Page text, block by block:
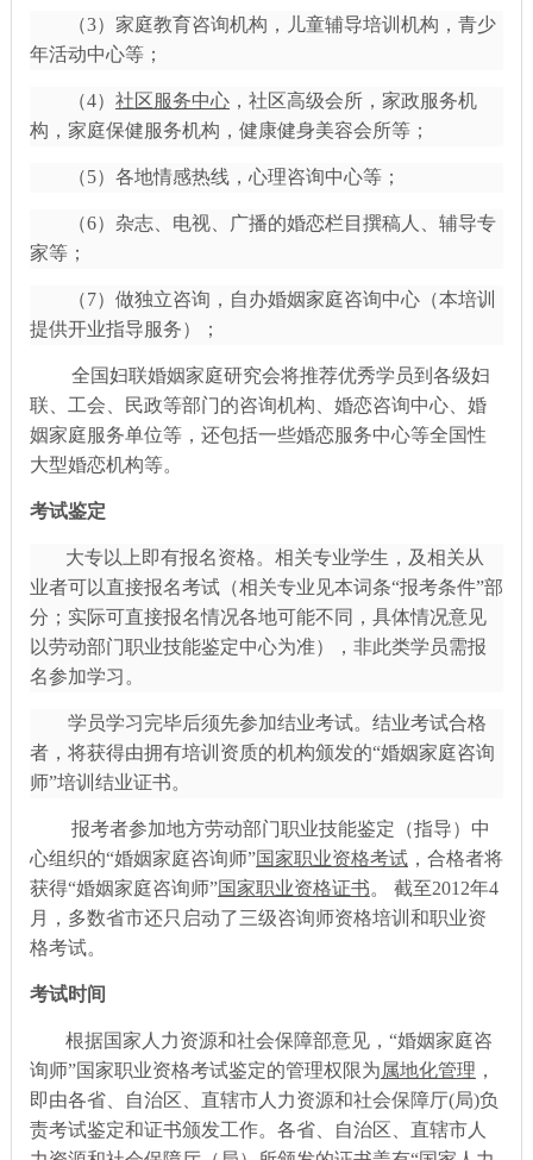
（3）家庭教育咨询机构，儿童辅导培训机构，青少
年活动中心等；
（4） 社区服务中心，社区高级会所，家政服务机
构，家庭保健服务机构，健康健身美容会所等；
（5）各地情感热线，心理咨询中心等；
（6）杂志、电视、广播的婚恋栏目撰稿人、辅导专
家等；
（7）做独立咨询，自办婚姻家庭咨询中心（本培训
提供开业指导服务）；
全国妇联婚姻家庭研究会将推荐优秀学员到各级妇
联、工会、民政等部门的咨询机构、婚恋咨询中心、婚
姻家庭服务单位等，还包括一些婚恋服务中心等全国性
大型婚恋机构等。
考试鉴定
大专以上即有报名资格。相关专业学生，及相关从
业者可以直接报名考试（相关专业见本词条“报考条件”部
分；实际可直接报名情况各地可能不同，具体情况意见
以劳动部门职业技能鉴定中心为准），非此类学员需报
名参加学习。
学员学习完毕后须先参加结业考试。结业考试合格
者，将获得由拥有培训资质的机构颁发的“婚姻家庭咨询
师”培训结业证书。
报考者参加地方劳动部门职业技能鉴定（指导）中
心组织的“婚姻家庭咨询师”国家职业资格考试，合格者将
获得“婚姻家庭咨询师”国家职业资格证书。
截至2012年4
月，多数省市还只启动了三级咨询师资格培训和职业资
格考试。
考试时间
根据国家人力资源和社会保障部意见，“婚姻家庭咨
询师”国家职业资格考试鉴定的管理权限为属地化管理 ，
即由各省、自治区、直辖市人力资源和社会保障厅(局)负
责考试鉴定和证书颁发工作。各省、自治区、直辖市人